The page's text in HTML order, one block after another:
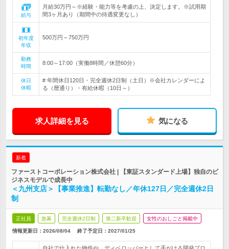
給与
月給30万円～※経験・能力等を考慮の上、決定します。※試用期
間3ヶ月あり（期間中の待遇変更なし）
初年度
年収
500万円～750万円
勤務
時間
8:00～17:00（実働8時間／休憩60分）
休日
休暇
# 年間休日120日・完全週休2日制（土日）※会社カレンダーによ
る（暦通り）・有給休暇（10日～）
求人詳細を見る 気になる
新着
ファーストコーポレーション株式会社 | 【東証スタンダード上場】独自のビ
ジネスモデルで成長中
＜九州支店＞【事業推進】転勤なし／年休127日／完全週休2日
制
正社員 急募 完全週休2日制 第二新卒歓迎 女性のおしごと掲載中
情報更新日：2026/08/04 終了予定日： 2027/01/25